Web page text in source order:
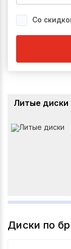
Со
Литые диски
Диски по